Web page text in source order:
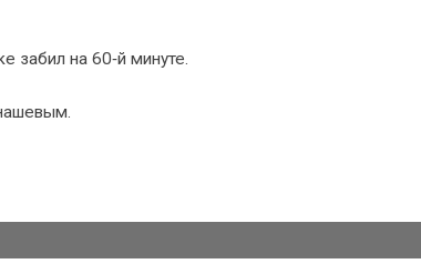
забил на 60‑й минуте.